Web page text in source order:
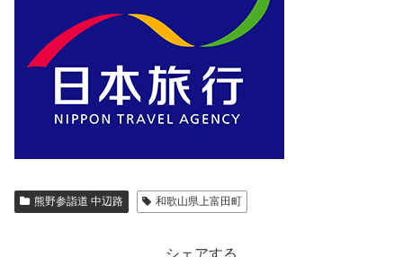
熊野参詣道 中辺路 和歌山県上富田町
シェアする